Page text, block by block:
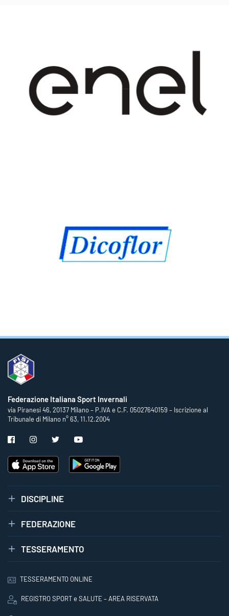
Federazione Italiana Sport Invernali
via Piranesi 46, 20137 Milano – P.IVA e C.F. 05027640159 – Iscrizione al
Tribunale di Milano n° 63, 11.12.2004
DISCIPLINE
FEDERAZIONE
TESSERAMENTO
TESSERAMENTO ONLINE
REGISTRO SPORT e SALUTE – AREA RISERVATA